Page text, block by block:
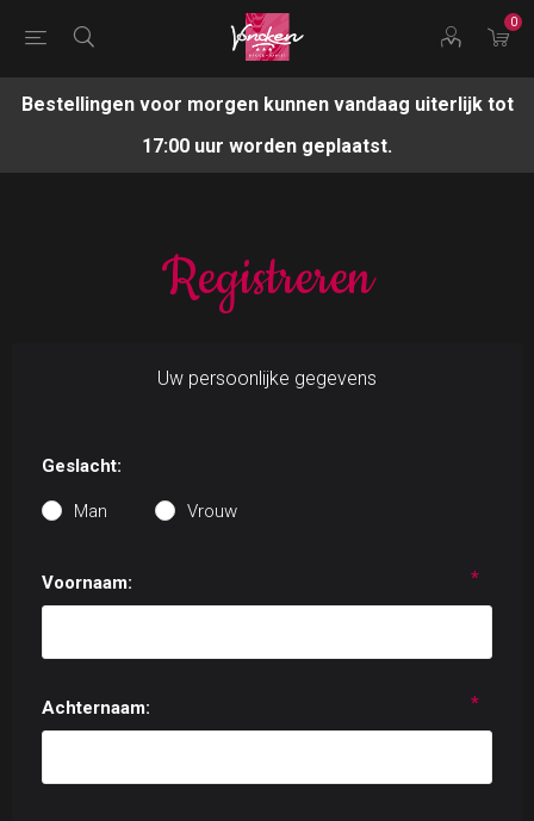
0
Bestellingen voor morgen kunnen vandaag uiterlijk tot
17:00 uur worden geplaatst.
Registreren
Uw persoonlijke gegevens
Geslacht:
Man Vrouw
Voornaam: *
Achternaam: *